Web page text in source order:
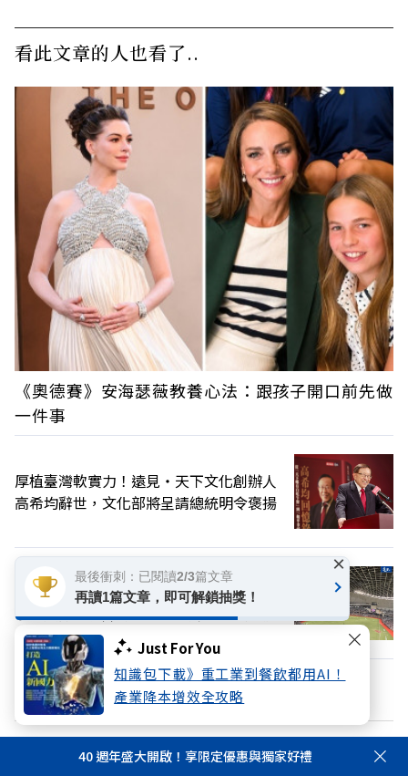
Just For You
知識包下載》重工業到餐飲都用AI！
產業降本增效全攻略
看此文章的人也看了..
《奧德賽》安海瑟薇教養心法：跟孩子開口前先做
一件事
厚植臺灣軟實力！遠見‧天下文化創辦人
高希均辭世，文化部將呈請總統明令褒揚
看球也能「復健大腦」！每週看體育賽事
老年憂鬱風險降3成，日本研究：到現場效
果更好
換個主題看看
加好友 關注FB
40 週年盛大開啟！享限定優惠與獨家好禮
最後衝刺：已閱讀2/3篇文章
再讀1篇文章，即可解鎖抽獎！
×